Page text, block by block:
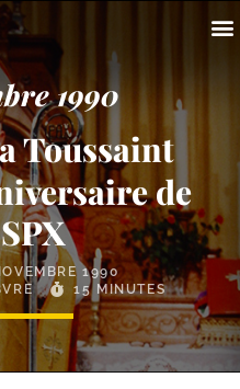
1990
Toussaint
de
1990
15 MINUTES